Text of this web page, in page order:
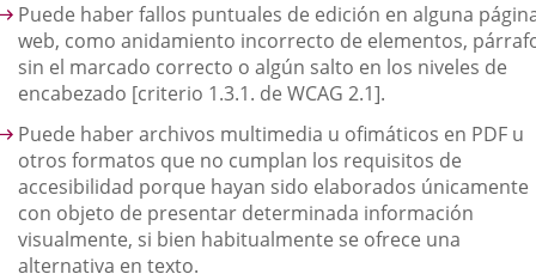
Puede haber fallos puntuales de edición en alguna
web, como anidamiento incorrecto de elementos,
sin el marcado correcto o algún salto en los niveles de
encabezado [criterio 1.3.1. de WCAG 2.1].
Puede haber archivos multimedia u ofimáticos en PDF u
otros formatos que no cumplan los requisitos de
accesibilidad porque hayan sido elaborados únicamente
con objeto de presentar determinada información
visualmente, si bien habitualmente se ofrece una
alternativa en texto.